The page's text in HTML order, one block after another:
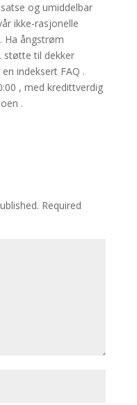
og umiddelbar
ikke-rasjonelle
Ha ångstrøm
støtte til dekker
indeksert FAQ .
, med kredittverdig
.
Required